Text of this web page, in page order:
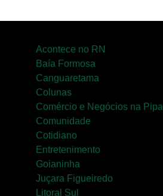
Acontece no RN
Baía Formosa
Canguaretama
Colunas
Comércio e Negócios na Pipa
Comunidade
Cotidiano
Entretenimento
Goianinha
Juçara Figueiredo
Litoral Sul